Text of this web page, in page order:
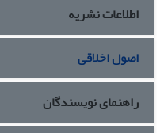
اطلاعات نشریه
اصول اخلاقی
راهنمای نویسندگان